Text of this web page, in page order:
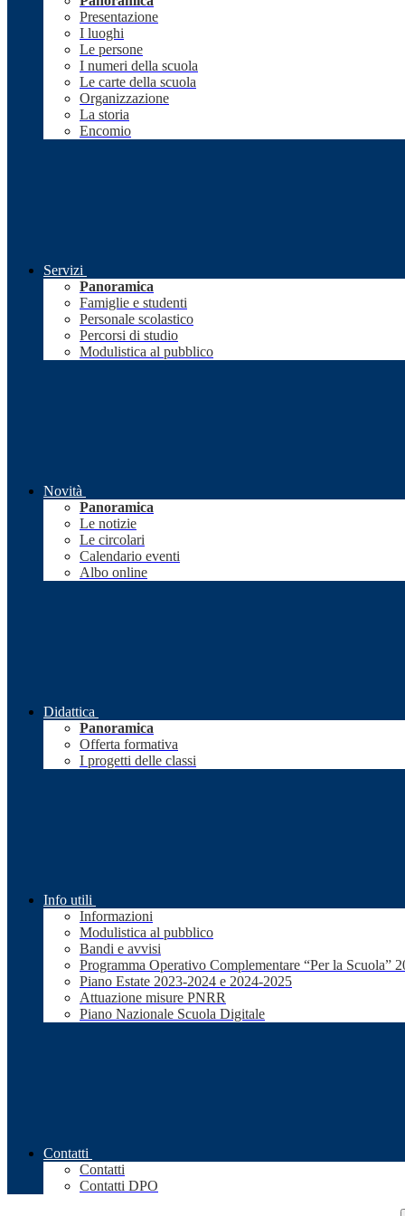
Presentazione
I luoghi
Le persone
I numeri della scuola
Le carte della scuola
Organizzazione
La storia
Encomio
Servizi
Panoramica
Famiglie e studenti
Personale scolastico
Percorsi di studio
Modulistica al pubblico
Novità
Panoramica
Le notizie
Le circolari
Calendario eventi
Albo online
Didattica
Panoramica
Offerta formativa
I progetti delle classi
Info utili
Informazioni
Modulistica al pubblico
Bandi e avvisi
Programma Operativo Complementare “Per la Scuola”
Piano Estate 2023-2024 e 2024-2025
Attuazione misure PNRR
Piano Nazionale Scuola Digitale
Contatti
Contatti
Contatti DPO